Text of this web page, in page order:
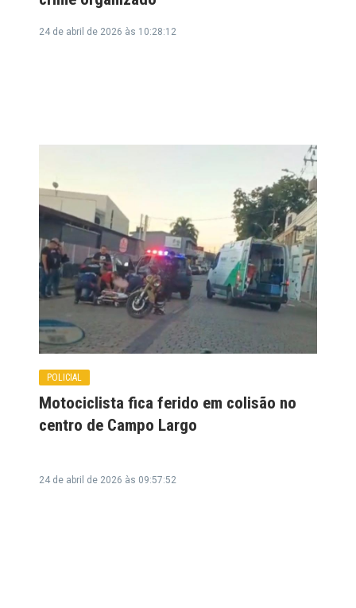
24 de abril de 2026 às 10:28:12
POLICIAL
Motociclista fica ferido em colisão no
centro de Campo Largo
24 de abril de 2026 às 09:57:52